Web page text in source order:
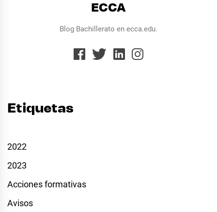
ECCA
Blog Bachillerato en ecca.edu.
Etiquetas
2022
2023
Acciones formativas
Avisos